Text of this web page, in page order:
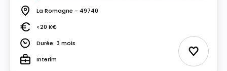
Lieu La Romagne - 49740
Salaire<20 K€
DuréeDurée: 3 mois
TypeInterim Ajouter